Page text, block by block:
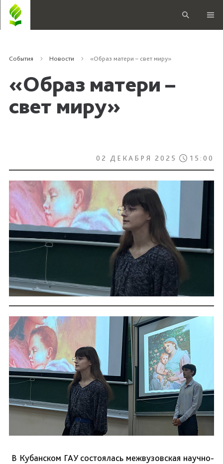
События Новости «Образ матери – свет миру»
«Образ матери –
свет миру»
02 ДЕКАБРЯ 2025 15:00
В Кубанском ГАУ состоялась межвузовская научно-